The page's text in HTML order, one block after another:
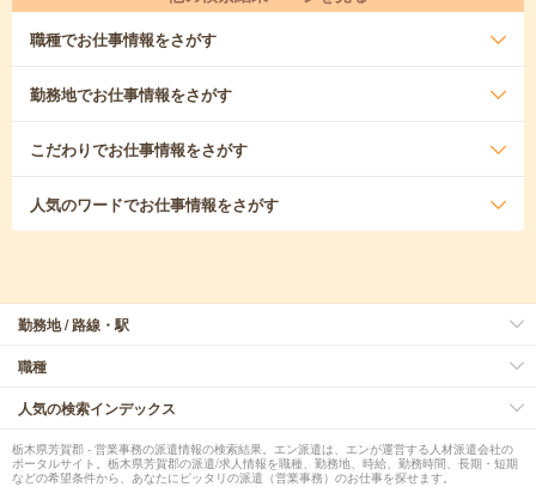
職種でお仕事情報をさがす
勤務地でお仕事情報をさがす
こだわりでお仕事情報をさがす
人気のワードでお仕事情報をさがす
勤務地 / 路線・駅
職種
人気の検索インデックス
栃木県芳賀郡 - 営業事務の派遣情報の検索結果。エン派遣は、エンが運営する人材派遣会社の
ポータルサイト。栃木県芳賀郡の派遣/求人情報を職種、勤務地、時給、勤務時間、長期・短期
などの希望条件から、あなたにピッタリの派遣（営業事務）のお仕事を探せます。